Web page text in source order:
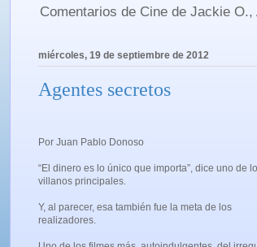
Comentarios de Cine de Jackie
miércoles, 19 de septiembre de 2012
Agentes secretos
Por Juan Pablo Donoso
“El dinero es lo único que importa”, dice uno de
villanos principales.
Y, al parecer, esa también fue la meta de los
realizadores.